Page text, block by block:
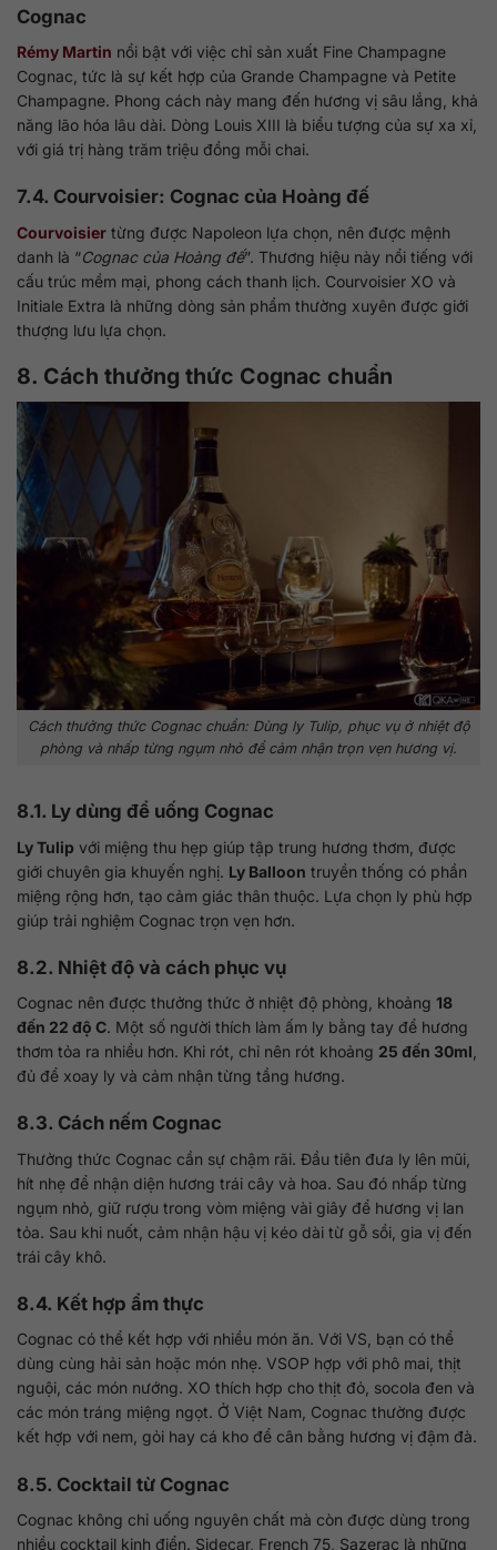
Cognac
Rémy Martin nổi bật với việc chỉ sản xuất Fine Champagne
Cognac, tức là sự kết hợp của Grande Champagne và Petite
Champagne. Phong cách này mang đến hương vị sâu lắng, khả
năng lão hóa lâu dài. Dòng Louis XIII là biểu tượng của sự xa xỉ,
với giá trị hàng trăm triệu đồng mỗi chai.
7.4. Courvoisier: Cognac của Hoàng đế
Courvoisier từng được Napoleon lựa chọn, nên được mệnh
danh là “Cognac của Hoàng đế”. Thương hiệu này nổi tiếng với
cấu trúc mềm mại, phong cách thanh lịch. Courvoisier XO và
Initiale Extra là những dòng sản phẩm thường xuyên được giới
thượng lưu lựa chọn.
8. Cách thưởng thức Cognac chuẩn
Cách thưởng thức Cognac chuẩn: Dùng ly Tulip, phục vụ ở nhiệt độ
phòng và nhấp từng ngụm nhỏ để cảm nhận trọn vẹn hương vị.
8.1. Ly dùng để uống Cognac
Ly Tulip với miệng thu hẹp giúp tập trung hương thơm, được
giới chuyên gia khuyến nghị. Ly Balloon truyền thống có phần
miệng rộng hơn, tạo cảm giác thân thuộc. Lựa chọn ly phù hợp
giúp trải nghiệm Cognac trọn vẹn hơn.
8.2. Nhiệt độ và cách phục vụ
Cognac nên được thưởng thức ở nhiệt độ phòng, khoảng 18
đến 22 độ C. Một số người thích làm ấm ly bằng tay để hương
thơm tỏa ra nhiều hơn. Khi rót, chỉ nên rót khoảng 25 đến 30ml
đủ để xoay ly và cảm nhận từng tầng hương.
8.3. Cách nếm Cognac
Thưởng thức Cognac cần sự chậm rãi. Đầu tiên đưa ly lên mũi,
hít nhẹ để nhận diện hương trái cây và hoa. Sau đó nhấp từng
ngụm nhỏ, giữ rượu trong vòm miệng vài giây để hương vị lan
tỏa. Sau khi nuốt, cảm nhận hậu vị kéo dài từ gỗ sồi, gia vị đến
trái cây khô.
8.4. Kết hợp ẩm thực
Cognac có thể kết hợp với nhiều món ăn. Với VS, bạn có thể
dùng cùng hải sản hoặc món nhẹ. VSOP hợp với phô mai, thịt
nguội, các món nướng. XO thích hợp cho thịt đỏ, socola đen và
các món tráng miệng ngọt. Ở Việt Nam, Cognac thường được
kết hợp với nem, gỏi hay cá kho để cân bằng hương vị đậm đà.
8.5. Cocktail từ Cognac
Cognac không chỉ uống nguyên chất mà còn được dùng trong
nhiều cocktail kinh điển. Sidecar, French 75, Sazerac là những